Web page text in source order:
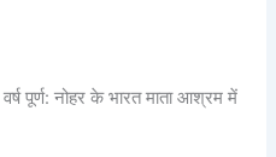
पूर्ण: नोहर के भारत माता आश्रम में